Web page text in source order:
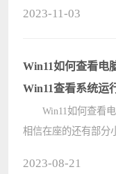
入体验方法，步骤较
懂，感兴趣????
2023-11-03
Win11如何查看电
Win11查看系统运
Win11如何查看电
相信在座的还有部分
2023-08-21